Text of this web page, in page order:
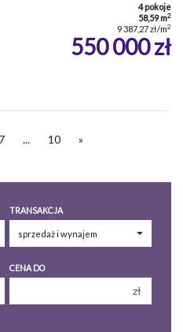
4 pokoje
58,59 m2
9 387,27 zł/m2
550 000 zł
7 ... 10 »
TRANSAKCJA
CENA DO
zł